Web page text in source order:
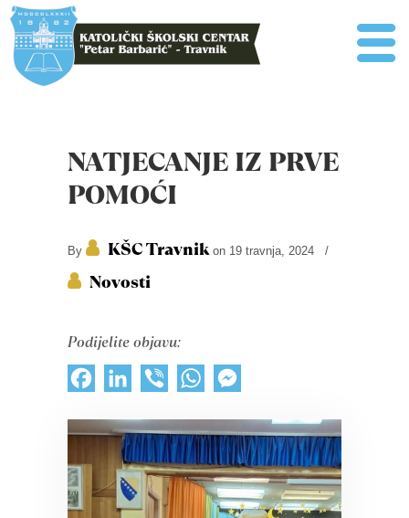
NATJECANJE IZ PRVE
POMOĆI
By KŠC Travnikon 19 travnja, 2024 /
Novosti
Podijelite objavu:
FacebookLinkedInViber WhatsApp